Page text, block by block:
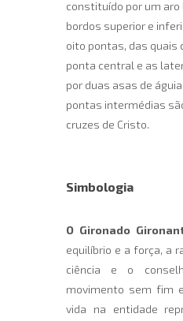
constituído por um
bordos superior e
oito pontas, das quais
ponta central e as
por duas asas de
pontas intermédias
cruzes de Cristo.
Simbologia
O Gironado
equilíbrio e a força, a
ciência e o
movimento sem fim
vida na entidade